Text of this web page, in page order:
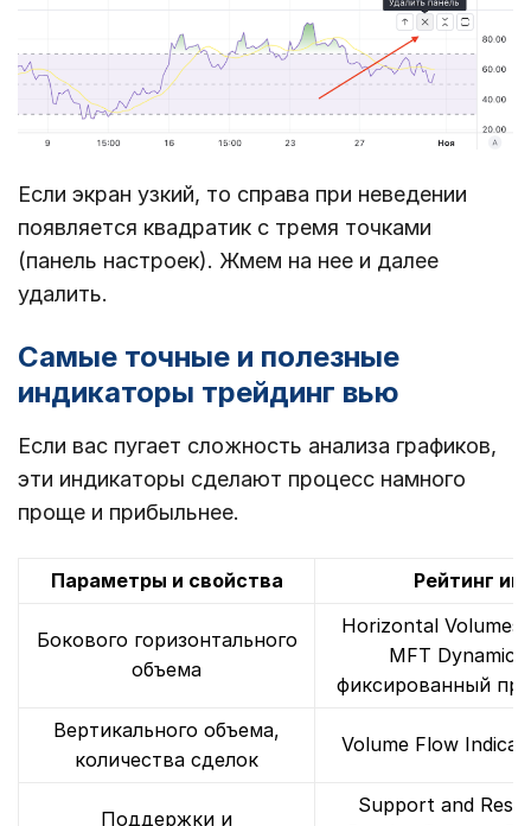
Если экран узкий, то справа при неведении
появляется квадратик с тремя точками
(панель настроек). Жмем на нее и далее
удалить.
Самые точные и полезные
индикаторы трейдинг вью
Если вас пугает сложность анализа графиков,
эти индикаторы сделают процесс намного
проще и прибыльнее.
Параметры и свойства Рейтинг
Бокового горизонтального
объема
Horizontal Volumes
MFT Dynamic
фиксированный
Вертикального объема,
количества сделок
Volume Flow
Поддержки и
Support and